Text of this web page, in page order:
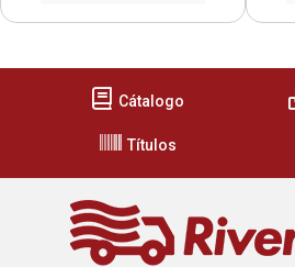
Cátalogo
Títulos